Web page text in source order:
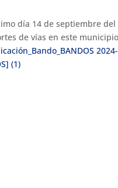
día 14 de septiembre
de vías en este
(1)